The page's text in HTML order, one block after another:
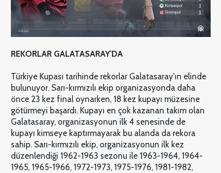
REKORLAR GALATASARAY'DA
Türkiye Kupası tarihinde rekorlar Galatasaray'ın elinde
bulunuyor. Sarı-kırmızılı ekip organizasyonda daha
önce 23 kez final oynarken, 18 kez kupayı müzesine
götürmeyi başardı. Kupayı en çok kazanan takım olan
Galatasaray, organizasyonun ilk 4 senesinde de
kupayı kimseye kaptırmayarak bu alanda da rekora
sahip. Sarı-kırmızılı ekip, organizasyonun ilk kez
düzenlendiği 1962-1963 sezonu ile 1963-1964, 1964-
1965, 1965-1966, 1972-1973, 1975-1976, 1981-1982,